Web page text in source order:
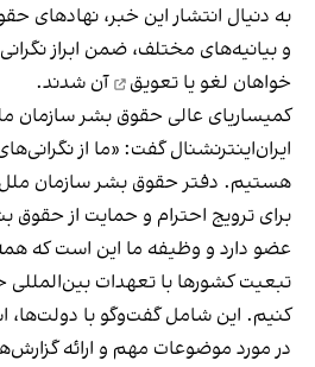
به دنیال انتشار این خبر، نهادهای
و بیانیه‌های مختلف، ضمن ابراز
خواهان لغو یا تعویق
آن شدند.
کمیساریای عالی حقوق بشر سازمان
ایران‌اینترنشنال گفت: «ما از
هستیم. دفتر حقوق بشر سازمان ملل
برای ترویج احترام و حمایت از
عضو دارد و وظیفه ما این است که همه
تبعیت کشورها با تعهدات
کنیم. این شامل گفت‌وگو با دولت‌ها،
در مورد موضوعات مهم و ارائه